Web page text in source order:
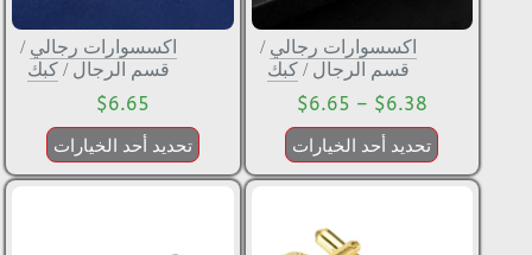
اكسسوارات رجالي /
قسم الرجال /كبك
$6.38
–
$6.65
تحديد أحد الخيارات
اكسسوارات رجالي /
قسم الرجال / كبك
$6.65
تحديد أحد الخيارات